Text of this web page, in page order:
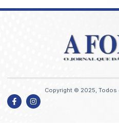
Copyright © 2025, Todos